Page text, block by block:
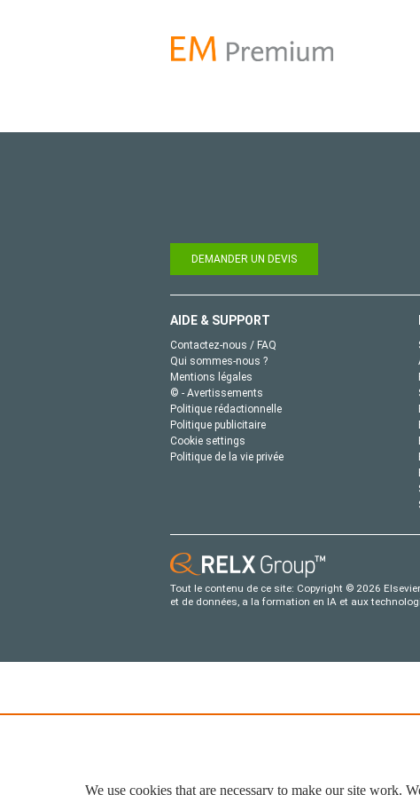
DEMANDER UN DEVIS
AIDE & SUPPORT
Contactez-nous / FAQ
Qui sommes-nous ?
Mentions légales
© - Avertissements
Politique rédactionnelle
Politique publicitaire
Cookie settings
Politique de la vie privée
Tout le contenu de ce site: Copyright © 2026
et de données, a la formation en IA et aux
We use cookies that are necessary to make our site work.